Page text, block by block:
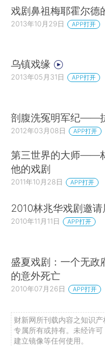
戏剧鼻祖梅耶霍尔德
2013年10月29日 APP打开
乌镇戏缘
2013年05月31日 APP打开
剖腹洗冤明军纪——
2012年03月08日 APP打开
第三世界的大师——
他的戏剧
2011年10月28日 APP打开
2010林兆华戏剧邀请
2010年11月11日 APP打开
盛夏戏剧：一个无政
的意外死亡
2010年07月26日 APP打开
财新网所刊载内容之知识
专属所有或持有。未经许
建立镜像等任何使用。